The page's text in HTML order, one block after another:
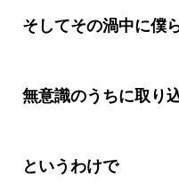
そしてその渦中に僕
無意識のうちに取り
というわけで